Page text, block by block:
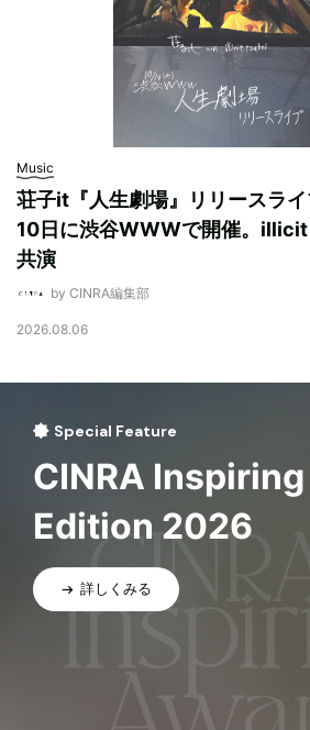
Music
荘子it『人生劇場』リリースライ
10日に渋谷WWWで開催。
共演
by CINRA編集部
2026.08.06
Special Feature
CINRA
Edition 2026
詳しくみる